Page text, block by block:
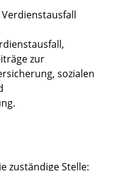
zur
sozialen
zuständige Stelle: